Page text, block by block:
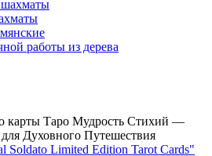
работы из дерева
карты Таро Мудрость Стихий —
Духовного Путешествия